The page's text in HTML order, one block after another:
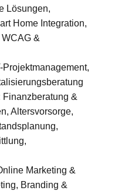
Lösungen,
Home Integration,
&
Projektmanagement,
Finanzberatung &
Altersvorsorge,
Marketing &
Branding &